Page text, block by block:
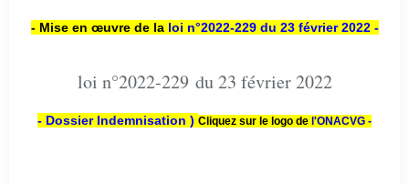
- Mise en œuvre de la loi n°2022-229 du 23 février 2022 -
loi n°2022-229 du 23 février 2022
- Dossier Indemnisation ) Cliquez sur le logo de l'ONACVG -